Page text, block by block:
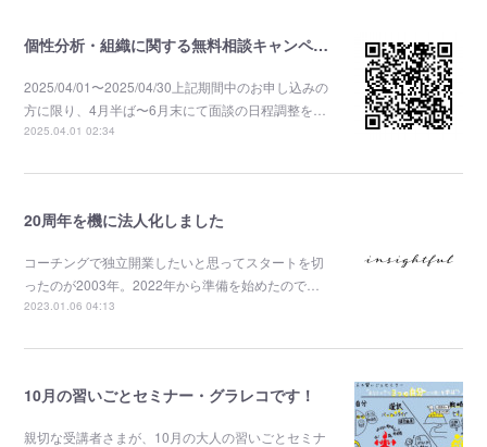
個性分析・組織に関する無料相談キャンペーン
2025/04/01〜2025/04/30上記期間中のお申し込みの
方に限り、4月半ば〜6月末にて面談の日程調整を…
2025.04.01 02:34
20周年を機に法人化しました
コーチングで独立開業したいと思ってスタートを切
ったのが2003年。2022年から準備を始めたので…
2023.01.06 04:13
10月の習いごとセミナー・グラレコです！
親切な受講者さまが、10月の大人の習いごとセミナ